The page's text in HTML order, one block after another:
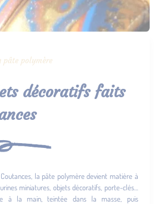
pâte polymère
décoratifs faits
Coutances, la pâte polymère devient matière à
miniatures, objets décoratifs, porte-clés…
à la main, teintée dans la masse, puis